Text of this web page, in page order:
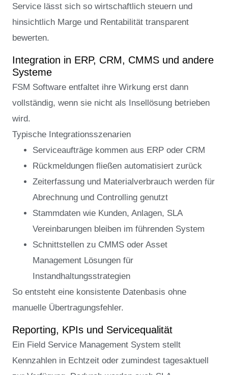
Service lässt sich so wirtschaftlich steuern und
hinsichtlich Marge und Rentabilität transparent
bewerten.
Integration in ERP, CRM, CMMS und andere
Systeme
FSM Software entfaltet ihre Wirkung erst dann
vollständig, wenn sie nicht als Insellösung betrieben
wird.
Typische Integrationsszenarien
Serviceaufträge kommen aus ERP oder CRM
Rückmeldungen fließen automatisiert zurück
Zeiterfassung und Materialverbrauch werden für
Abrechnung und Controlling genutzt
Stammdaten wie Kunden, Anlagen, SLA
Vereinbarungen bleiben im führenden System
Schnittstellen zu CMMS oder Asset
Management Lösungen für
Instandhaltungsstrategien
So entsteht eine konsistente Datenbasis ohne
manuelle Übertragungsfehler.
Reporting, KPIs und Servicequalität
Ein Field Service Management System stellt
Kennzahlen in Echtzeit oder zumindest tagesaktuell